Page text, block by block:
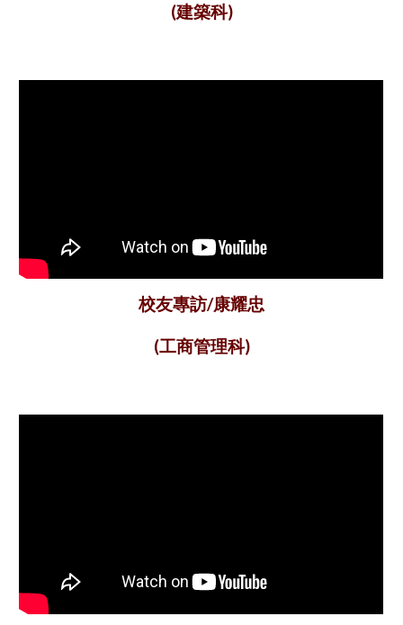
(建築科)
校友專訪/康耀忠
(工商管理科)